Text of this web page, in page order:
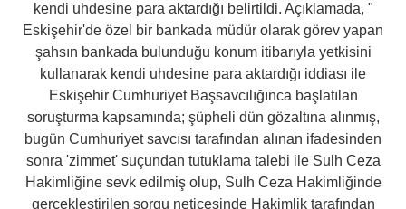
kendi uhdesine para aktardığı belirtildi. Açıklamada, "
Eskişehir'de özel bir bankada müdür olarak görev yapan
şahsın bankada bulunduğu konum itibarıyla yetkisini
kullanarak kendi uhdesine para aktardığı iddiası ile
Eskişehir Cumhuriyet Başsavcılığınca başlatılan
soruşturma kapsamında; şüpheli dün gözaltına alınmış,
bugün Cumhuriyet savcısı tarafından alınan ifadesinden
sonra 'zimmet' suçundan tutuklama talebi ile Sulh Ceza
Hakimliğine sevk edilmiş olup, Sulh Ceza Hakimliğinde
gerçekleştirilen sorgu neticesinde Hakimlik tarafından